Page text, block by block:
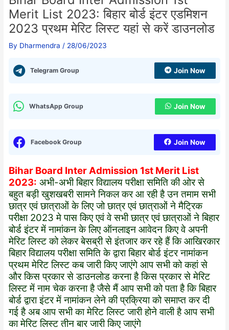
Merit List 2023: बिहार बोर्ड इंटर एडमिशन
2023 प्रथम मेरिट लिस्ट यहां से करें डाउनलोड
By Dharmendra / 28/06/2023
Telegram Group Join Now
WhatsApp Group Join Now
Facebook Group Join Now
Bihar Board Inter Admission 1st Merit List
2023: अभी-अभी बिहार विद्यालय परीक्षा समिति की ओर से
बहुत बड़ी खुशखबरी सामने निकल कर आ रही है उन तमाम सभी
छात्र एवं छात्राओं के लिए जो छात्र एवं छात्राओं ने मैट्रिक
परीक्षा 2023 मे पास किए एवं वे सभी छात्र एवं छात्राओं ने बिहार
बोर्ड इंटर में नामांकन के लिए ऑनलाइन आवेदन किए वे अपनी
मेरिट लिस्ट को लेकर बेसब्री से इंतजार कर रहे हैं कि आखिरकार
बिहार विद्यालय परीक्षा समिति के द्वारा बिहार बोर्ड इंटर नामांकन
प्रथम मेरिट लिस्ट कब जारी किए जाएंगे आप सभी को कहां से
और किस प्रकार से डाउनलोड करना है किस प्रकार से मेरिट
लिस्ट में नाम चेक करना है जैसे मैं आप सभी को पता है कि बिहार
बोर्ड द्वारा इंटर में नामांकन लेने की प्रक्रिया को समाप्त कर दी
गई है अब आप सभी का मेरिट लिस्ट जारी होने वाली है आप सभी
का मेरिट लिस्ट तीन बार जारी किए जाएंगे